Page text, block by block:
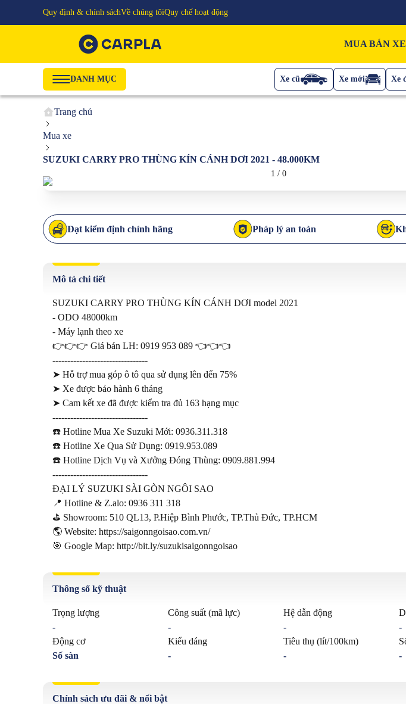
Quy định & chính sáchVề chúng tôiQuy chế hoạt động
MUA BÁN
DANH MỤC Xe cũ Xe mới Xe
Trang chủ
Mua xe
SUZUKI CARRY PRO THÙNG KÍN CÁNH DƠI 2021 - 48.000KM
1 / 0
Đạt kiểm định chính hãng Pháp lý an toàn
Mô tả chi tiết
SUZUKI CARRY PRO THÙNG KÍN CÁNH DƠI model 2021
- ODO 48000km
- Máy lạnh theo xe
👉👉👉 Giá bán LH: 0919 953 089 👈👈👈
--------------------------------
➤ Hỗ trợ mua góp ô tô qua sử dụng lên đến 75%
➤ Xe được bảo hành 6 tháng
➤ Cam kết xe đã được kiểm tra đủ 163 hạng mục
--------------------------------
☎️ Hotline Mua Xe Suzuki Mới: 0936.311.318
☎️ Hotline Xe Qua Sử Dụng: 0919.953.089
☎️ Hotline Dịch Vụ và Xưởng Đóng Thùng: 0909.881.994
--------------------------------
ĐẠI LÝ SUZUKI SÀI GÒN NGÔI SAO
📍 Hotline & Z.alo: 0936 311 318
⛳ Showroom: 510 QL13, P.Hiệp Bình Phước, TP.Thủ Đức, TP.HCM
🌎 Website: https://saigonngoisao.com.vn/
🎯 Google Map: http://bit.ly/suzukisaigonngoisao
Thông số kỹ thuật
Trọng lượng
-
Động cơ
Số sàn
Công suất (mã lực)
-
Kiểu dáng
-
Hệ dẫn động
-
Tiêu thụ (lít/100km)
-
-
-
Chính sách ưu đãi & nổi bật